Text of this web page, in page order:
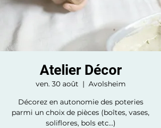
Atelier Décor
ven. 30 août
  |
Avolsheim
Décorez en autonomie des poteries
parmi un choix de pièces (boîtes, vases,
soliflores, bols etc...)